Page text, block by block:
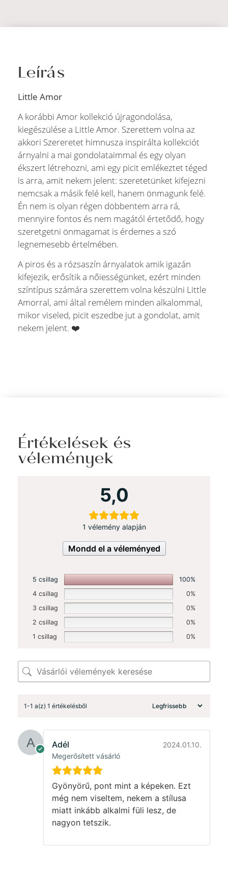
Leírás
Little Amor
A korábbi Amor kollekció újragondolása,
kiegészülése a Little Amor. Szerettem volna az
akkori Szereretet himnusza inspirálta kollekciót
árnyalni a mai gondolataimmal és egy olyan
ékszert létrehozni, ami egy picit emlékeztet téged
is arra, amit nekem jelent: szeretetünket kifejezni
nemcsak a másik felé kell, hanem önmagunk felé.
Én nem is olyan régen döbbentem arra rá,
mennyire fontos és nem magától értetődő, hogy
szeretgetni önmagamat is érdemes a szó
legnemesebb értelmében.
A piros és a rózsaszín árnyalatok amik igazán
kifejezik, erősítik a nőiességünket, ezért minden
színtípus számára szerettem volna készülni Little
Amorral, ami által remélem minden alkalommal,
mikor viseled, picit eszedbe jut a gondolat, amit
nekem jelent. ❤️
Értékelések és
vélemények
5,0
1 vélemény alapján
Mondd el a véleményed
5 csillag
100%
4 csillag
0%
3 csillag
0%
2 csillag
0%
1 csillag
0%
1-1 a(z) 1 értékelésből
Adél
Megerősített vásárló
2024.01.10.
Gyönyörű, pont mint a képeken. Ezt
még nem viseltem, nekem a stílusa
miatt inkább alkalmi füli lesz, de
nagyon tetszik.